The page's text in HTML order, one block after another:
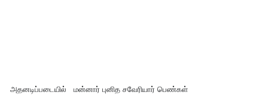
அதனடிப்படையில் மன்னார் புனித சவேரியார் பெண்கள்